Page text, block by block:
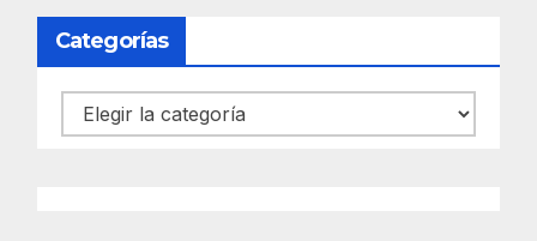
Categorías
Categorías